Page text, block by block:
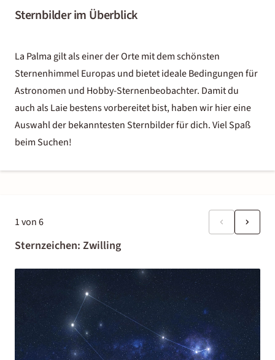
Sternbilder im Überblick
La Palma gilt als einer der Orte mit dem schönsten
Sternenhimmel Europas und bietet ideale Bedingungen für
Astronomen und Hobby-Sternenbeobachter. Damit du
auch als Laie bestens vorbereitet bist, haben wir hier eine
Auswahl der bekanntesten Sternbilder für dich. Viel Spaß
beim Suchen!
1von6
Sternzeichen: Zwilling